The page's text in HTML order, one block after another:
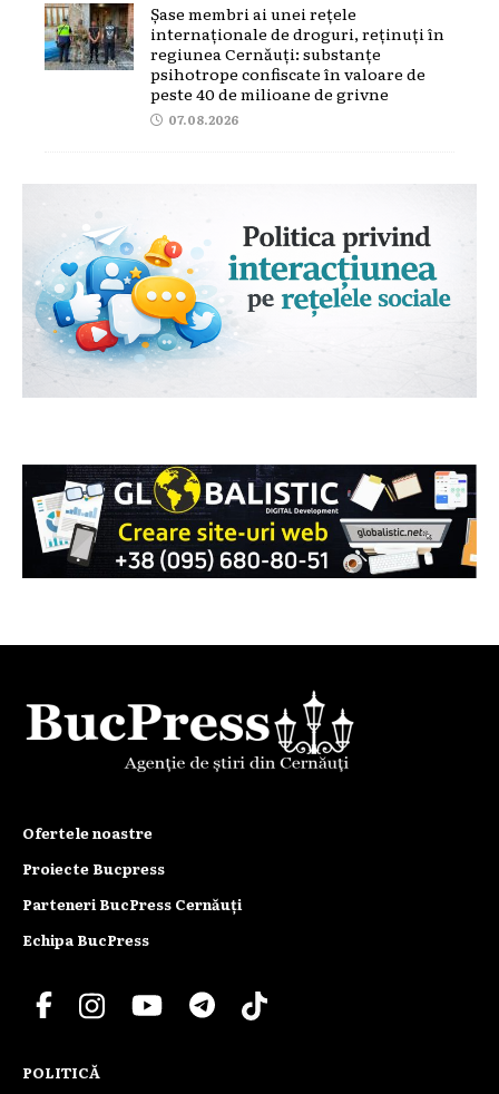
Șase membri ai unei rețele
internaționale de droguri, reținuți în
regiunea Cernăuți: substanțe
psihotrope confiscate în valoare de
peste 40 de milioane de grivne
07.08.2026
Ofertele noastre
Proiecte Bucpress
Parteneri BucPress Cernăuți
Echipa BucPress
POLITICĂ